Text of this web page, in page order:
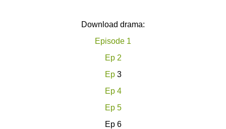
Download drama:
Episode 1
Ep 2
Ep 3
Ep 4
Ep 5
Ep 6